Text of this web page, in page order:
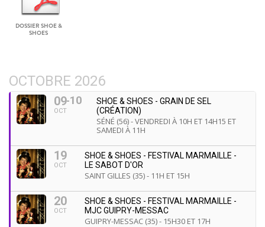
DOSSIER SHOE &
SHOES
OCTOBRE 2026
09
OCT
10
SHOE & SHOES - GRAIN DE SEL
(CRÉATION)
SÉNÉ (56) - VENDREDI À 10H ET 14H15 ET
SAMEDI À 11H
19
OCT
SHOE & SHOES - FESTIVAL MARMAILLE -
LE SABOT D'OR
SAINT GILLES (35) - 11H ET 15H
20
OCT
SHOE & SHOES - FESTIVAL MARMAILLE -
MJC GUIPRY-MESSAC
GUIPRY-MESSAC (35) - 15H30 ET 17H